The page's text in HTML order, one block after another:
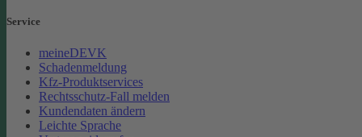
Service
meineDEVK
Schadenmeldung
Kfz-Produktservices
Rechtsschutz-Fall melden
Kundendaten ändern
Leichte Sprache